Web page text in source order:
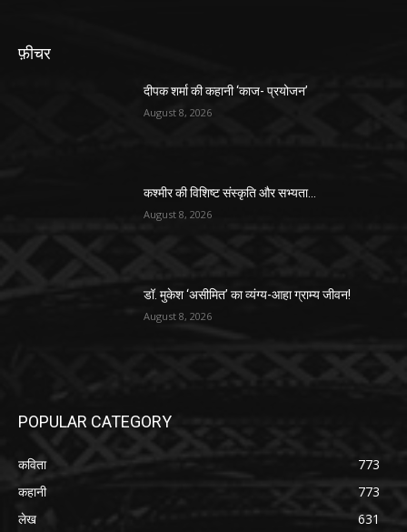
फ़ीचर
दीपक शर्मा की कहानी ‘काज- प्रयोजन’
August 8, 2026
कश्मीर की विशिष्ट संस्कृति और सभ्यता…
August 8, 2026
डॉ. मुकेश ‘असीमित’ का व्यंग्य-आहा ग्राम्य जीवन!
August 8, 2026
POPULAR CATEGORY
कविता
773
कहानी
773
लेख
631